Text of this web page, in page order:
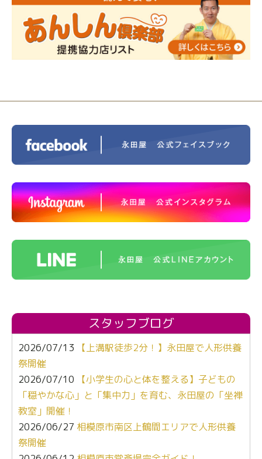
2023/12/16終活なるほど教室＠小さな家族葬ハウ
ス®上鶴間 エンディングノートを書いてみよう！
2023/11/29 永田屋創業110周年記念式典 レンブラ
ントホテル東京町田
スタッフブログ
2026/07/13
【上溝駅徒歩2分！】永田屋で人形供養
祭開催
2026/07/10
【小学生の心と体を整える】子どもの
「穏やかな心」と「集中力」を育む、永田屋の「坐禅
教室」開催！
2026/06/27 相模原市南区上鶴間エリアで人形供養
祭開催